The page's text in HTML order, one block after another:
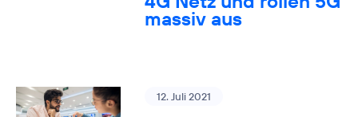
massiv aus
12. Juli 2021